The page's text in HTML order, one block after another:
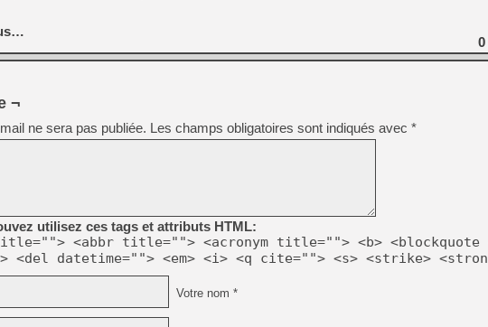
[Mo5] Brickboy cherche à
[GK] Minecraft et ses «
[GK] Beast of
[GK] Ubisoft : fin de partie
[GK] Mémoire cash -
[GK] Dan Houser (GTA)
[GK] Comment EA Sports
[GK] Crimson Moon : un
[GK] Isle of Reveries : le
[GK] Moonlighter 2 : The
[GK] Capcom relance
[Mo5] Deux inédits du
[GK] Le beat'em up The
[GK] Endless Legend 2 :
[LS] [PS5] Le WebKit
0
¬
ne sera pas publiée. Les champs obligatoires sont indiqués avec *
utilisez ces tags et attributs HTML:
<abbr title=""> <acronym title=""> <b> <blockquote
<del datetime=""> <em> <i> <q cite=""> <s> <strike>
Votre nom *